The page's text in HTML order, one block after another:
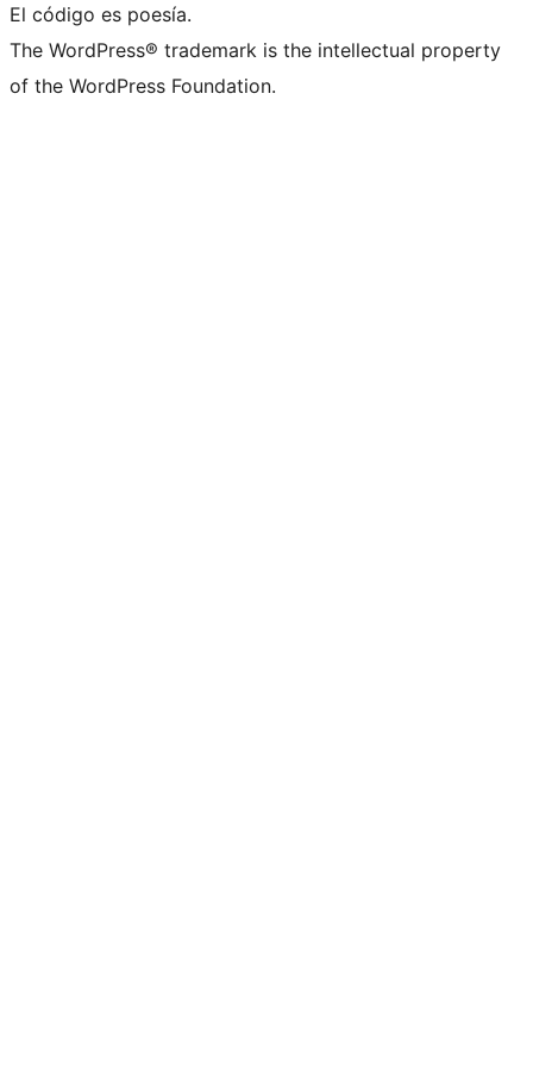
El código es poesía.
The WordPress® trademark is the intellectual property
of the WordPress Foundation.